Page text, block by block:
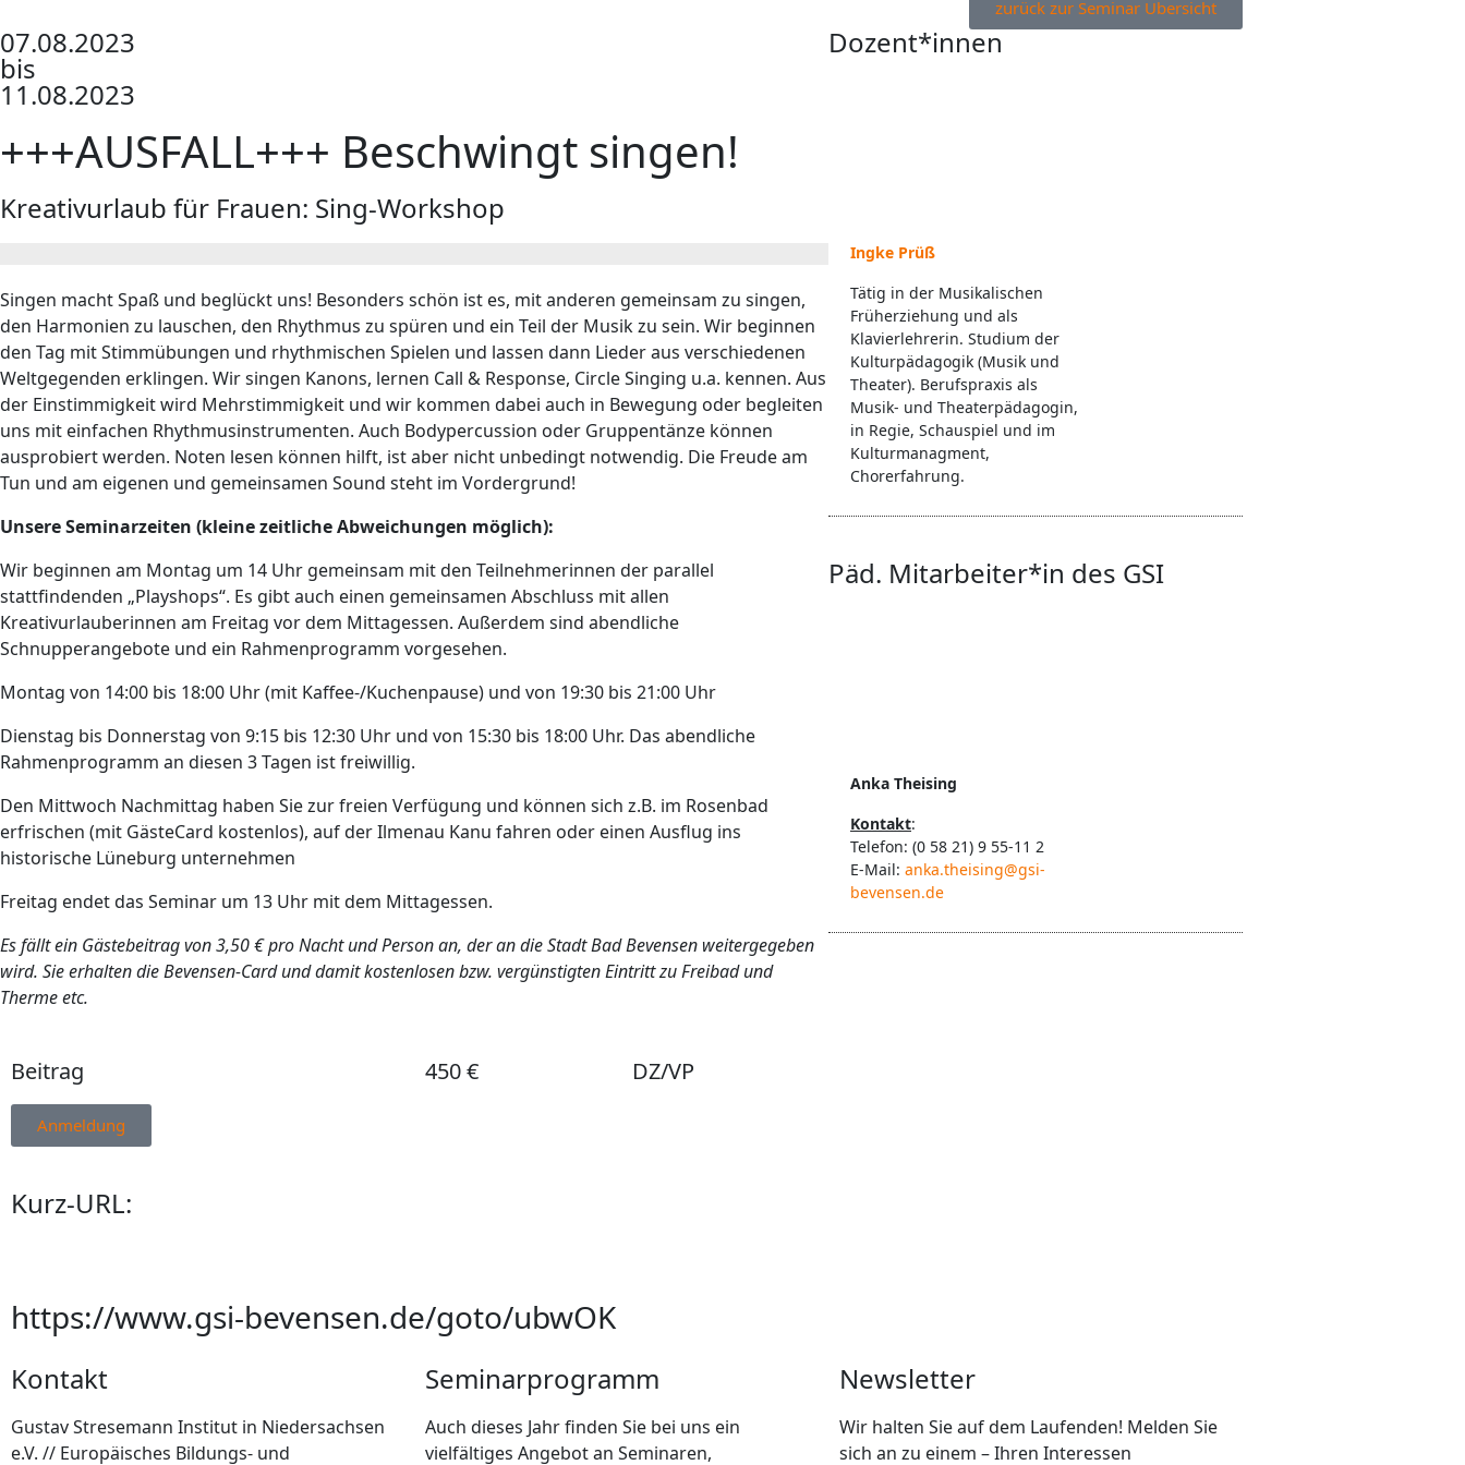
zurück zur Seminar Übersicht
07.08.2023
bis
11.08.2023
+++AUSFALL+++ Beschwingt singen!
Kreativurlaub für Frauen: Sing-Workshop
Singen macht Spaß und beglückt uns! Besonders schön ist es, mit anderen gemeinsam zu singen,
den Harmonien zu lauschen, den Rhythmus zu spüren und ein Teil der Musik zu sein. Wir beginnen
den Tag mit Stimmübungen und rhythmischen Spielen und lassen dann Lieder aus verschiedenen
Weltgegenden erklingen. Wir singen Kanons, lernen Call & Response, Circle Singing u.a. kennen. Aus
der Einstimmigkeit wird Mehrstimmigkeit und wir kommen dabei auch in Bewegung oder begleiten
uns mit einfachen Rhythmusinstrumenten. Auch Bodypercussion oder Gruppentänze können
ausprobiert werden. Noten lesen können hilft, ist aber nicht unbedingt notwendig. Die Freude am
Tun und am eigenen und gemeinsamen Sound steht im Vordergrund!
Unsere Seminarzeiten (kleine zeitliche Abweichungen möglich):
Wir beginnen am Montag um 14 Uhr gemeinsam mit den Teilnehmerinnen der parallel
stattfindenden „Playshops“. Es gibt auch einen gemeinsamen Abschluss mit allen
Kreativurlauberinnen am Freitag vor dem Mittagessen. Außerdem sind abendliche
Schnupperangebote und ein Rahmenprogramm vorgesehen.
Montag von 14:00 bis 18:00 Uhr (mit Kaffee-/Kuchenpause) und von 19:30 bis 21:00 Uhr
Dienstag bis Donnerstag von 9:15 bis 12:30 Uhr und von 15:30 bis 18:00 Uhr. Das abendliche
Rahmenprogramm an diesen 3 Tagen ist freiwillig.
Den Mittwoch Nachmittag haben Sie zur freien Verfügung und können sich z.B. im Rosenbad
erfrischen (mit GästeCard kostenlos), auf der Ilmenau Kanu fahren oder einen Ausflug ins
historische Lüneburg unternehmen
Freitag endet das Seminar um 13 Uhr mit dem Mittagessen.
Es fällt ein Gästebeitrag von 3,50 € pro Nacht und Person an, der an die Stadt Bad Bevensen weitergegeben
wird. Sie erhalten die Bevensen-Card und damit kostenlosen bzw. vergünstigten Eintritt zu Freibad und
Therme etc.
Beitrag 450 € DZ/VP
Anmeldung
Kurz-URL:
https://www.gsi-bevensen.de/goto/ubwOK
Dozent*innen
Ingke Prüß
Tätig in der Musikalischen
Früherziehung und als
Klavierlehrerin. Studium der
Kulturpädagogik (Musik und
Theater). Berufspraxis als
Musik- und Theaterpädagogin,
in Regie, Schauspiel und im
Kulturmanagment,
Chorerfahrung.
Päd. Mitarbeiter*in des GSI
Anka Theising
Kontakt:
Telefon: (0 58 21) 9 55-11 2
E-Mail: anka.theising@gsi-
bevensen.de
Kontakt
Gustav Stresemann Institut in Niedersachsen
e.V. // Europäisches Bildungs- und
Seminarprogramm
Auch dieses Jahr finden Sie bei uns ein
vielfältiges Angebot an Seminaren,
Newsletter
Wir halten Sie auf dem Laufenden! Melden Sie
sich an zu einem – Ihren Interessen